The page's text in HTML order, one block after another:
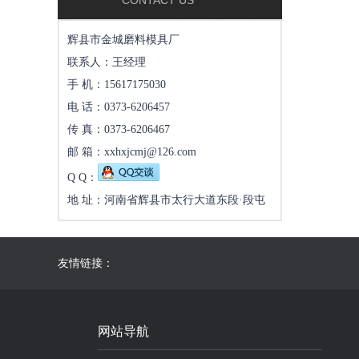
辉县市金城磨料模具厂
联系人：王经理
手 机：15617175030
电 话：0373-6206457
传 真：0373-6206467
邮 箱：xxhxjcmj@126.com
Q Q：
地 址：河南省辉县市太行大道东段·段屯
友情链接：
网站导航